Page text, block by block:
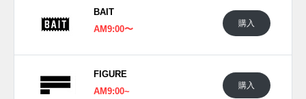
BAIT
AM9:00〜
購入
FIGURE
AM9:00~
購入